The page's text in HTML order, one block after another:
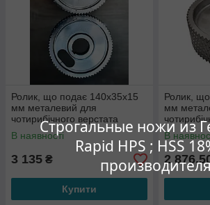
Строгальные ножи из
Rapid HPS ; HSS
Ролик, що подає 140x35x15
мм металевий для
чотирибічного верстата
В наявності
3 135 ₴
Купити
Ролик,
мм
В
2